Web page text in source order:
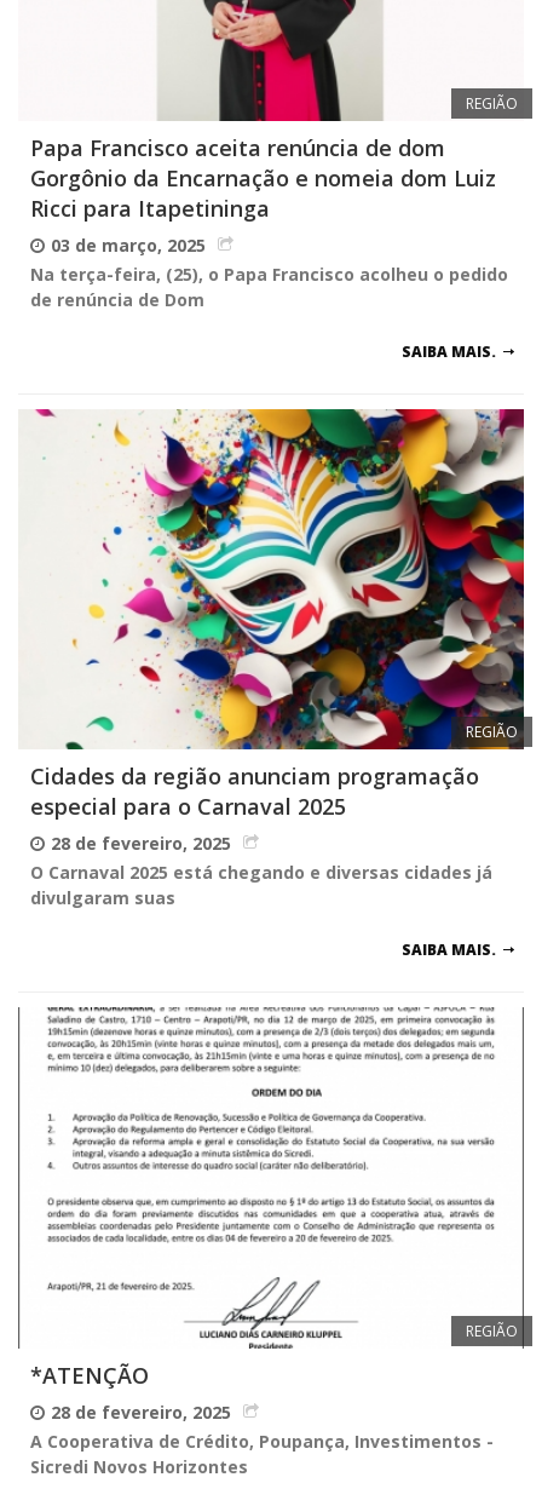
REGIÃO
Papa Francisco aceita renúncia de dom
Gorgônio da Encarnação e nomeia dom Luiz
Ricci para Itapetininga
03 de março, 2025
Na terça-feira, (25), o Papa Francisco acolheu o pedido
de renúncia de Dom
SAIBA MAIS.
REGIÃO
Cidades da região anunciam programação
especial para o Carnaval 2025
28 de fevereiro, 2025
O Carnaval 2025 está chegando e diversas cidades já
divulgaram suas
SAIBA MAIS.
REGIÃO
*ATENÇÃO
28 de fevereiro, 2025
A Cooperativa de Crédito, Poupança, Investimentos -
Sicredi Novos Horizontes